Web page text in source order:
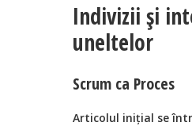
Indivizii și
uneltelor
Scrum ca Proces
Articolul inițial se